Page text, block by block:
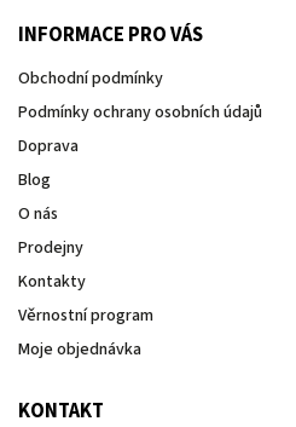
INFORMACE PRO VÁS
Obchodní podmínky
Podmínky ochrany osobních údajů
Doprava
Blog
O nás
Prodejny
Kontakty
Věrnostní program
Moje objednávka
KONTAKT